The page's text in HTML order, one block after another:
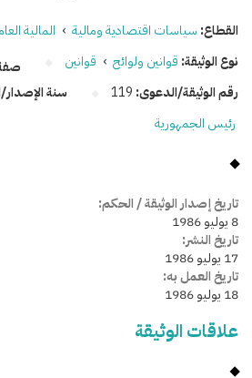
القطاع: سياسات اقتصادية ومالية › المالية
نوع الوثيقة: قوانين ولوائح › قوانين
رقم الوثيقة/الدعوى: 119 سنة
رئيس الجمهورية
تاريخ إصدار الوثيقة / الحكم:
8 يوليو 1986
تاريخ النشر:
17 يوليو 1986
تاريخ العمل به:
18 يوليو 1986
علاقات الوثيقة